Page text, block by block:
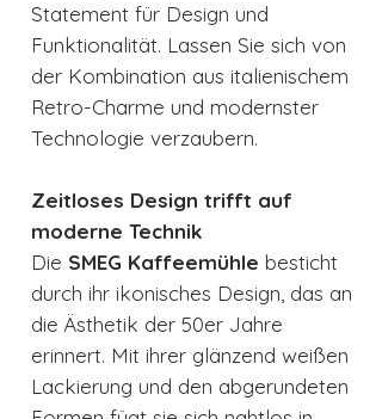
Statement für Design und
Funktionalität. Lassen Sie sich von
der Kombination aus italienischem
Retro-Charme und modernster
Technologie verzaubern.
Zeitloses Design trifft auf
moderne Technik
Die SMEG Kaffeemühle besticht
durch ihr ikonisches Design, das an
die Ästhetik der 50er Jahre
erinnert. Mit ihrer glänzend weißen
Lackierung und den abgerundeten